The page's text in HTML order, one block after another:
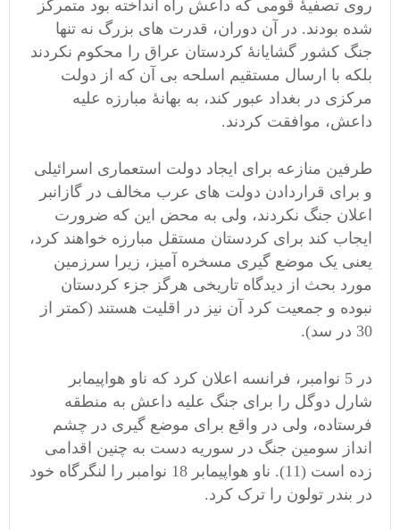
روی تصفیۀ قومی که داعش راه انداخته بود متمرکز
شده بودند. در آن دوران، قدرت های بزرگ نه تنها
جنگ کشور گشایانۀ کردستان عراق را محکوم نکردند
بلکه با ارسال مستقیم اسلحه بی آن که از دولت
مرکزی در بغداد عبور کند، به بهانۀ مبارزه علیه
داعش، موافقت کردند.
طرفین منازعه برای ایجاد دولت استعماری اسرائیلی
و برای قراردادن دولت های عرب مخالف در گازانبر
اعلان جنگ نکردند، ولی به محض این که ضرورت
ایجاب کند برای کردستان مستقل مبارزه خواهند کرد،
یعنی یک موضع گیری مسخره آمیز، زیرا سرزمین
مورد بحث از دیدگاه تاریخی هرگز جزء کردستان
نبوده و جمعیت کرد آن نیز در اقلیت هستند (کمتر از
30 در سد).
در 5 نوامبر، فرانسه اعلان کرد که ناو هواپیمابر
شارل دوگل را برای جنگ علیه داعش به منطقه
فرستاده، ولی در واقع برای موضع گیری در چشم
انداز سومین جنگ در سوریه دست به چنین اقدامی
زده است (11). ناو هواپیمابر 18 نوامبر را لنگرگاه خود
در بندر تولون را ترک کرد.